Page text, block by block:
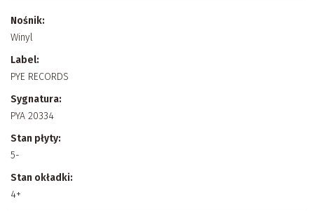
Nośnik:
Winyl
Label:
PYE RECORDS
Sygnatura:
PYA 20334
Stan płyty:
5-
Stan okładki:
4+